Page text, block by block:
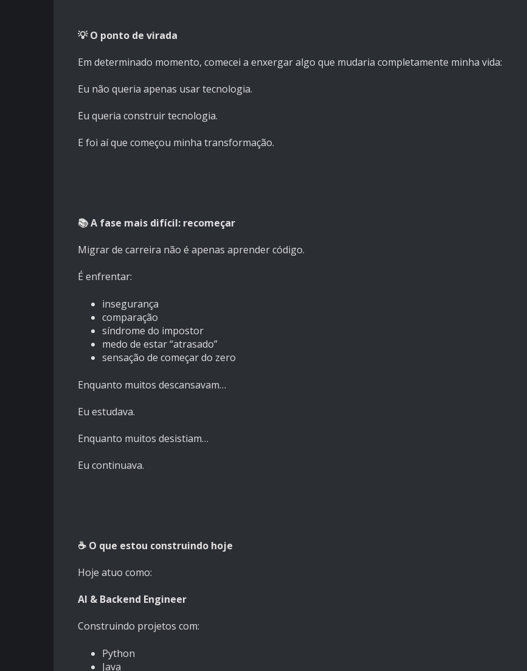
💡 O ponto de virada
Em determinado momento, comecei a enxergar algo que mudaria completamente minha vida:
Eu não queria apenas usar tecnologia.
Eu queria construir tecnologia.
E foi aí que começou minha transformação.
📚 A fase mais difícil: recomeçar
Migrar de carreira não é apenas aprender código.
É enfrentar:
insegurança
comparação
síndrome do impostor
medo de estar “atrasado”
sensação de começar do zero
Enquanto muitos descansavam…
Eu estudava.
Enquanto muitos desistiam…
Eu continuava.
☕ O que estou construindo hoje
Hoje atuo como:
AI & Backend Engineer
Construindo projetos com:
Python
Java